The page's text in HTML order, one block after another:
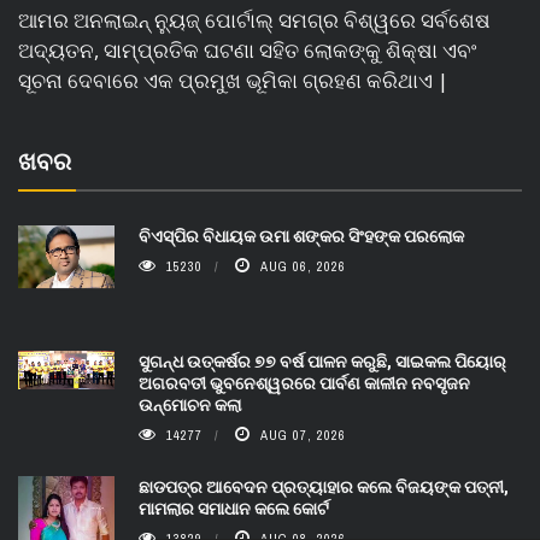
ଆମର ଅନଲାଇନ୍ ନ୍ୟୁଜ୍ ପୋର୍ଟାଲ୍ ସମଗ୍ର ବିଶ୍ୱରେ ସର୍ବଶେଷ
ଅଦ୍ୟତନ, ସାମ୍ପ୍ରତିକ ଘଟଣା ସହିତ ଲୋକଙ୍କୁ ଶିକ୍ଷା ଏବଂ
ସୂଚନା ଦେବାରେ ଏକ ପ୍ରମୁଖ ଭୂମିକା ଗ୍ରହଣ କରିଥାଏ |
ଖବର
ବିଏସ୍‌ପିର ବିଧାୟକ ଉମା ଶଙ୍କର ସିଂହଙ୍କ ପରଲୋକ
15230 AUG 06, 2026
ସୁଗନ୍ଧ ଉତ୍କର୍ଷର ୭୭ ବର୍ଷ ପାଳନ କରୁଛି, ସାଇକଲ ପିୟୋର୍‌
ଅଗରବତୀ ଭୁବନେଶ୍ୱରରେ ପାର୍ବଣ କାଳୀନ ନବସୃଜନ
ଉନ୍ମୋଚନ କଲା
14277 AUG 07, 2026
ଛାଡପତ୍ର ଆବେଦନ ପ୍ରତ୍ୟାହାର କଲେ ବିଜୟଙ୍କ ପତ୍ନୀ,
ମାମଲାର ସମାଧାନ କଲେ କୋର୍ଟ